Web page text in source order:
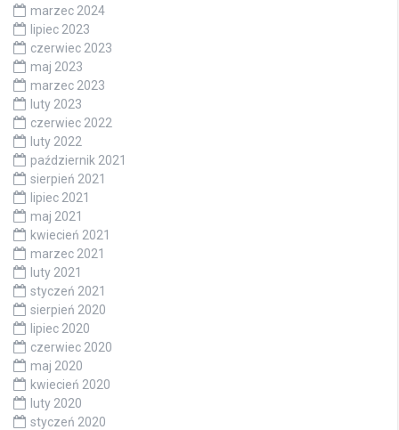
marzec 2024
lipiec 2023
czerwiec 2023
maj 2023
marzec 2023
luty 2023
czerwiec 2022
luty 2022
październik 2021
sierpień 2021
lipiec 2021
maj 2021
kwiecień 2021
marzec 2021
luty 2021
styczeń 2021
sierpień 2020
lipiec 2020
czerwiec 2020
maj 2020
kwiecień 2020
luty 2020
styczeń 2020